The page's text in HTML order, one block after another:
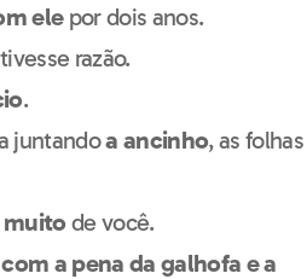
elepor dois anos.
razão.
.
juntandoa ancinho, as folhas
muito de você.
com a pena da galhofa e a